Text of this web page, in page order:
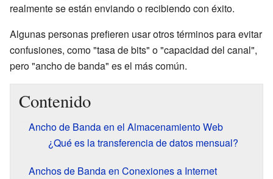
realmente se están enviando o recibiendo con éxito.
Algunas personas prefieren usar otros términos para evitar
confusiones, como "tasa de bits" o "capacidad del canal",
pero "ancho de banda" es el más común.
Contenido
Ancho de Banda en el Almacenamiento Web
¿Qué es la transferencia de datos mensual?
Anchos de Banda en Conexiones a Internet